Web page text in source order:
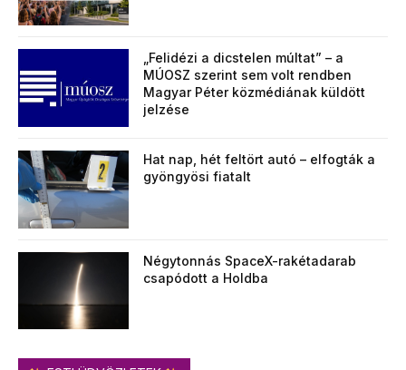
„Felidézi a dicstelen múltat” – a
MÚOSZ szerint sem volt rendben
Magyar Péter közmédiának küldött
jelzése
Hat nap, hét feltört autó – elfogták a
gyöngyösi fiatalt
Négytonnás SpaceX-rakétadarab
csapódott a Holdba